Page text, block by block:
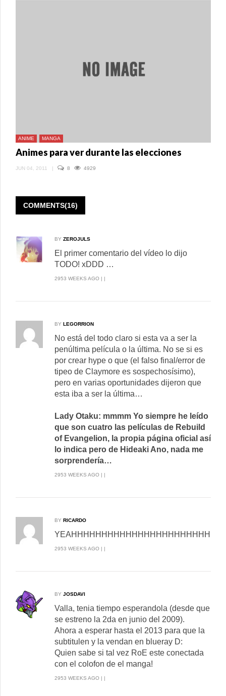
ANIME MANGA
Animes para ver durante las elecciones
JUN 04, 2011 | 8 4929
COMMENTS(16)
BY ZEROJULS
El primer comentario del vídeo lo dijo
TODO! xDDD …
2953 WEEKS AGO | |
BY LEGORRION
No está del todo claro si esta va a ser la
penúltima película o la última. No se si es
por crear hype o que (el falso final/error de
tipeo de Claymore es sospechosísimo),
pero en varias oportunidades dijeron que
esta iba a ser la última…
Lady Otaku: mmmm Yo siempre he leído
que son cuatro las películas de Rebuild
of Evangelion, la propia página oficial así
lo indica pero de Hideaki Ano, nada me
sorprendería…
2953 WEEKS AGO | |
BY RICARDO
2953 WEEKS AGO | |
BY JOSDAVI
Valla, tenia tiempo esperandola (desde que
se estreno la 2da en junio del 2009).
Ahora a esperar hasta el 2013 para que la
subtitulen y la vendan en blueray D:
Quien sabe si tal vez RoE este conectada
con el colofon de el manga!
2953 WEEKS AGO | |